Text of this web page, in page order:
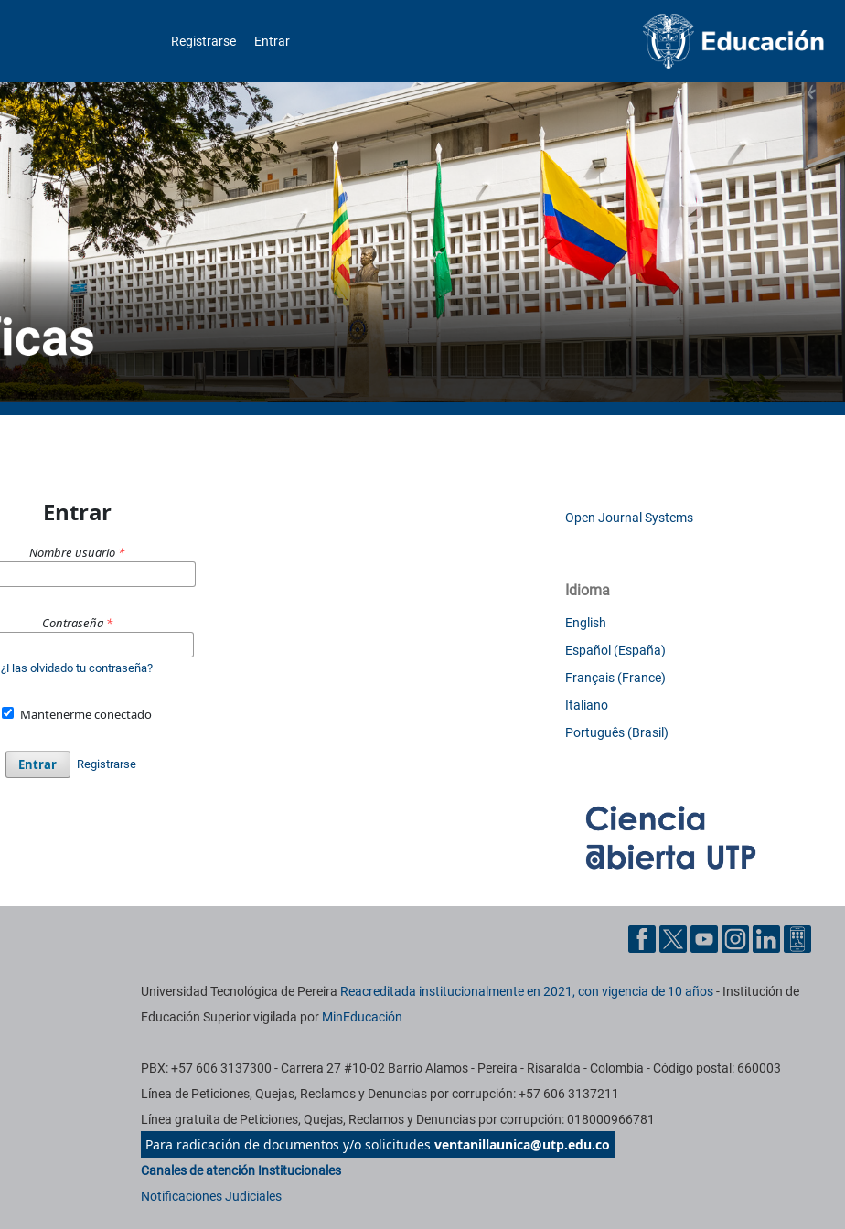
Registrarse Entrar
Entrar
Nombre usuario *
Contraseña *
¿Has olvidado tu contraseña?
Mantenerme conectado
Entrar Registrarse
Open Journal Systems
Idioma
English
Español (España)
Français (France)
Italiano
Português (Brasil)
Universidad Tecnológica de Pereira Reacreditada institucionalmente en 2021, con vigencia de 10 años- Institución de
Educación Superior vigilada por MinEducación
PBX: +57 606 3137300 - Carrera 27 #10-02 Barrio Alamos - Pereira - Risaralda - Colombia - Código postal: 660003
Línea de Peticiones, Quejas, Reclamos y Denuncias por corrupción: +57 606 3137211
Línea gratuita de Peticiones, Quejas, Reclamos y Denuncias por corrupción: 018000966781
Para radicación de documentos y/o solicitudes ventanillaunica@utp.edu.co
Canales de atención Institucionales
Notificaciones Judiciales